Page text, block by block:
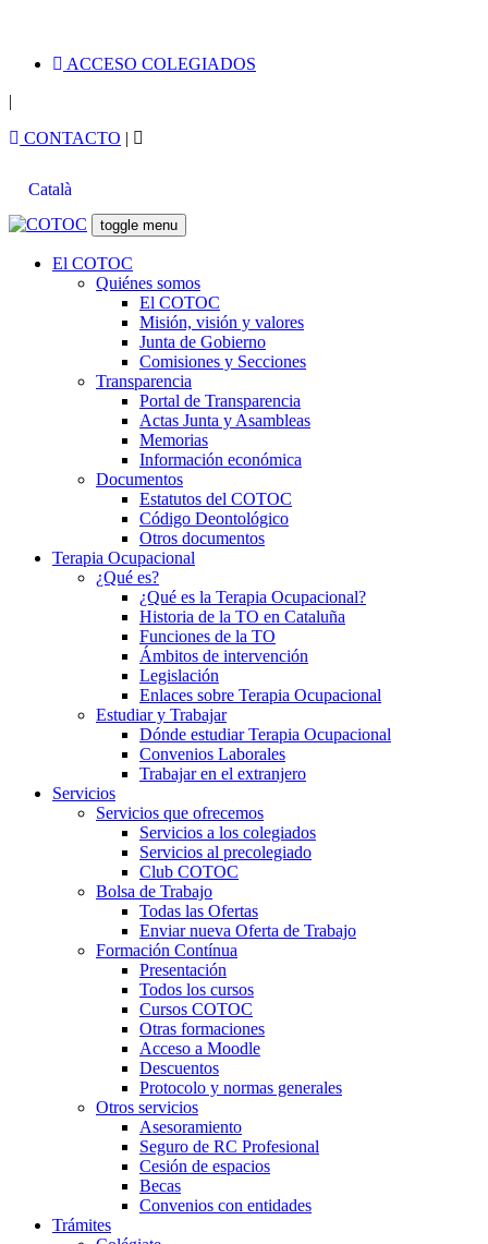
ACCESO COLEGIADOS
|
CONTACTO |
Català
toggle menu
El COTOC
Quiénes somos
El COTOC
Misión, visión y valores
Junta de Gobierno
Comisiones y Secciones
Transparencia
Portal de Transparencia
Actas Junta y Asambleas
Memorias
Información económica
Documentos
Estatutos del COTOC
Código Deontológico
Otros documentos
Terapia Ocupacional
¿Qué es?
¿Qué es la Terapia Ocupacional?
Historia de la TO en Cataluña
Funciones de la TO
Ámbitos de intervención
Legislación
Enlaces sobre Terapia Ocupacional
Estudiar y Trabajar
Dónde estudiar Terapia Ocupacional
Convenios Laborales
Trabajar en el extranjero
Servicios
Servicios que ofrecemos
Servicios a los colegiados
Servicios al precolegiado
Club COTOC
Bolsa de Trabajo
Todas las Ofertas
Enviar nueva Oferta de Trabajo
Formación Contínua
Presentación
Todos los cursos
Cursos COTOC
Otras formaciones
Acceso a Moodle
Descuentos
Protocolo y normas generales
Otros servicios
Asesoramiento
Seguro de RC Profesional
Cesión de espacios
Becas
Convenios con entidades
Trámites